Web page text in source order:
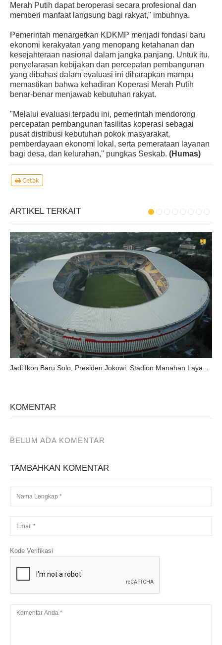
Merah Putih dapat beroperasi secara profesional dan
memberi manfaat langsung bagi rakyat," imbuhnya.
Pemerintah menargetkan KDKMP menjadi fondasi baru
ekonomi kerakyatan yang menopang ketahanan dan
kesejahteraan nasional dalam jangka panjang. Untuk itu,
penyelarasan kebijakan dan percepatan pembangunan
yang dibahas dalam evaluasi ini diharapkan mampu
memastikan bahwa kehadiran Koperasi Merah Putih
benar-benar menjawab kebutuhan rakyat.
"Melalui evaluasi terpadu ini, pemerintah mendorong
percepatan pembangunan fasilitas koperasi sebagai
pusat distribusi kebutuhan pokok masyarakat,
pemberdayaan ekonomi lokal, serta pemerataan layanan
bagi desa, dan kelurahan," pungkas Seskab. (Humas)
Cetak
ARTIKEL TERKAIT
KOMENTAR
BELUM ADA KOMENTAR
TAMBAHKAN KOMENTAR
Kode Verifikasi